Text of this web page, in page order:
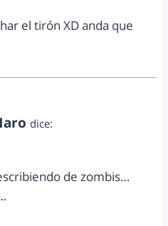
el tirón XD anda que
dice:
de zombis…